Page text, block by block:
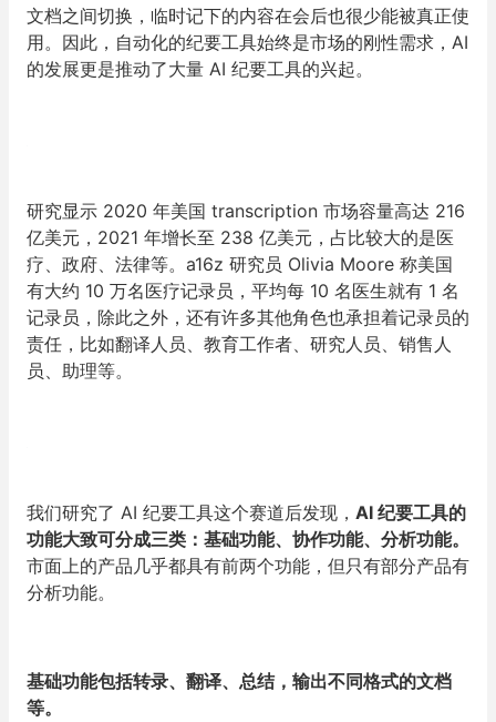
文档之间切换，临时记下的内容在会后也很少能被真正使
用。因此，自动化的纪要工具始终是市场的刚性需求，AI
的发展更是推动了大量 AI 纪要工具的兴起。
研究显示 2020 年美国 transcription 市场容量高达 216
亿美元，2021 年增长至 238 亿美元，占比较大的是医
疗、政府、法律等。a16z 研究员 Olivia Moore 称美国
有大约 10 万名医疗记录员，平均每 10 名医生就有 1 名
记录员，除此之外，还有许多其他角色也承担着记录员的
责任，比如翻译人员、教育工作者、研究人员、销售人
员、助理等。
我们研究了 AI 纪要工具这个赛道后发现， AI 纪要工具的
功能大致可分成三类：基础功能、协作功能、分析功能。
市面上的产品几乎都具有前两个功能，但只有部分产品有
分析功能。
基础功能包括转录、翻译、总结，输出不同格式的文档
等。